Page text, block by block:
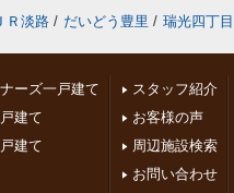
Ｒ淡路 / だいどう豊里 / 瑞光四丁目
ーズ一戸建て
建て
建て
スタッフ紹介
お客様の声
周辺施設検索
お問い合わせ